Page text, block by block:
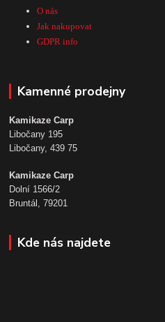
O nás
Jak nakupovat
GDPR info
Kamenné prodejny
Kamikaze Carp
Libočany 195
Libočany, 439 75
Kamikaze Carp
Dolní 1566/2
Bruntál, 79201
Kde nás najdete